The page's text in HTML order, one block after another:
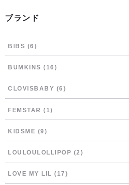
ブランド
BIBS (6)
BUMKINS (16)
CLOVISBABY (6)
FEMSTAR (1)
KIDSME (9)
LOULOULOLLIPOP (2)
LOVE MY LIL (17)